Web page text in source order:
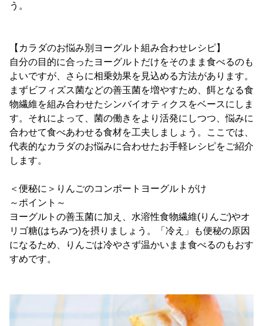
う。
【カラダのお悩み別ヨーグルト組み合わせレシピ】
自分の目的に合ったヨーグルトだけをそのまま食べるのも
よいですが、さらに相乗効果を見込める方法があります。
まずビフィズス菌などの善玉菌を増やすため、餌となる食
物繊維を組み合わせたシンバイオティクスをベースにしま
す。それによって、菌の働きをより活発にしつつ、悩みに
合わせて食べあわせる食材を工夫しましょう。ここでは、
代表的なカラダのお悩みに合わせたお手軽レシピをご紹介
します。
＜便秘に＞りんごのコンポートヨーグルトがけ
～ポイント～
ヨーグルトの善玉菌に加え、水溶性食物繊維(りんご)やオ
リゴ糖(はちみつ)を摂りましょう。「冷え」も便秘の原因
になるため、りんごは冷やさず温かいまま食べるのもおす
すめです。